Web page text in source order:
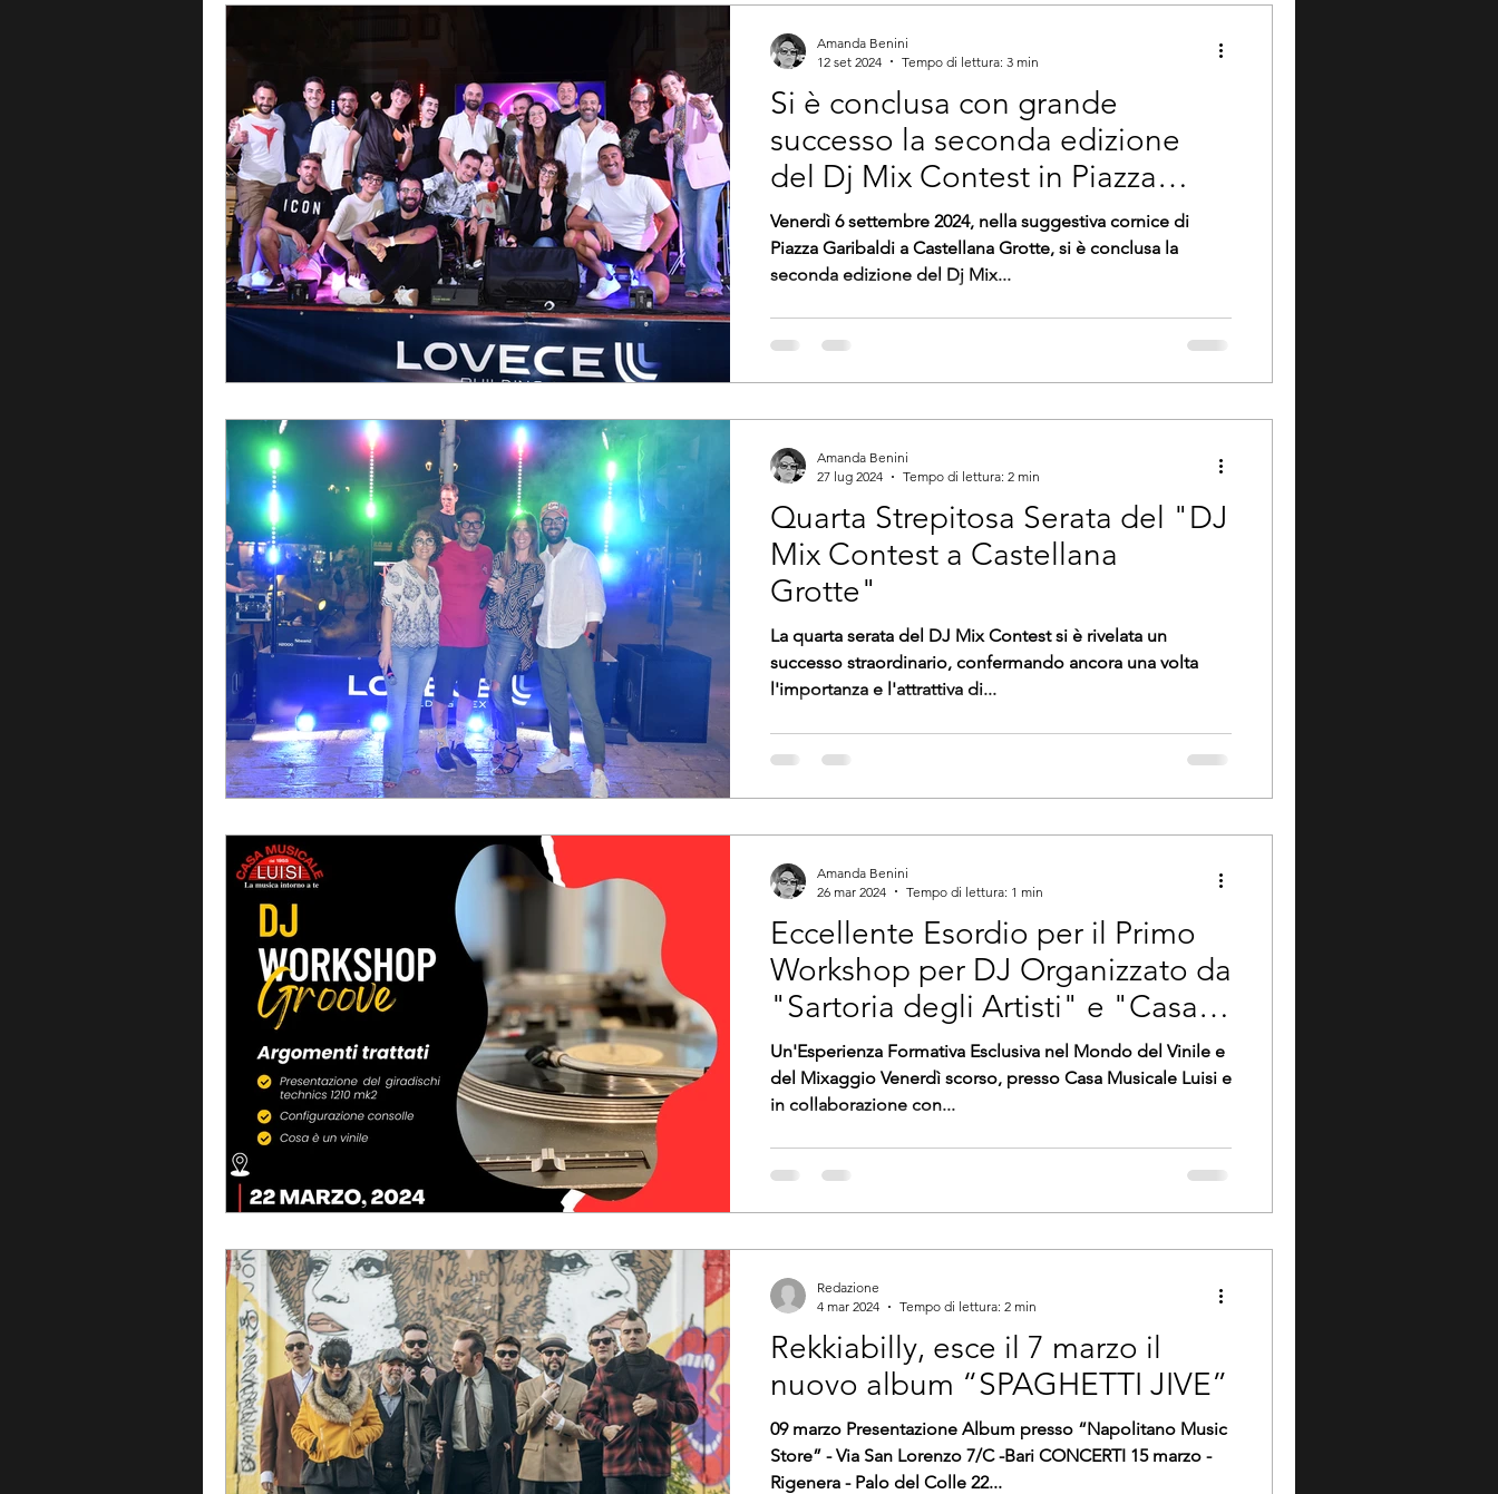
Si è conclusa con grande
successo la seconda edizione
del Dj Mix Contest in Piazza
Garibaldi a Castellana Grotte
Venerdì 6 settembre 2024, nella suggestiva cornice di
Piazza Garibaldi a Castellana Grotte, si è conclusa la
seconda edizione del Dj Mix...
Amanda Benini
12 set 2024
Tempo di lettura: 3 min
Quarta Strepitosa Serata del "DJ
Mix Contest a Castellana
Grotte"
La quarta serata del DJ Mix Contest si è rivelata un
successo straordinario, confermando ancora una volta
l'importanza e l'attrattiva di...
Amanda Benini
27 lug 2024
Tempo di lettura: 2 min
Eccellente Esordio per il Primo
Workshop per DJ Organizzato da
"Sartoria degli Artisti" e "Casa
Musicale Luisi"
Un'Esperienza Formativa Esclusiva nel Mondo del Vinile e
del Mixaggio Venerdì scorso, presso Casa Musicale Luisi e
in collaborazione con...
Amanda Benini
26 mar 2024
Tempo di lettura: 1 min
Rekkiabilly, esce il 7 marzo il
nuovo album “SPAGHETTI JIVE”
09 marzo Presentazione Album presso “Napolitano Music
Store” - Via San Lorenzo 7/C -Bari CONCERTI 15 marzo -
Rigenera - Palo del Colle 22...
Redazione
4 mar 2024
Tempo di lettura: 2 min